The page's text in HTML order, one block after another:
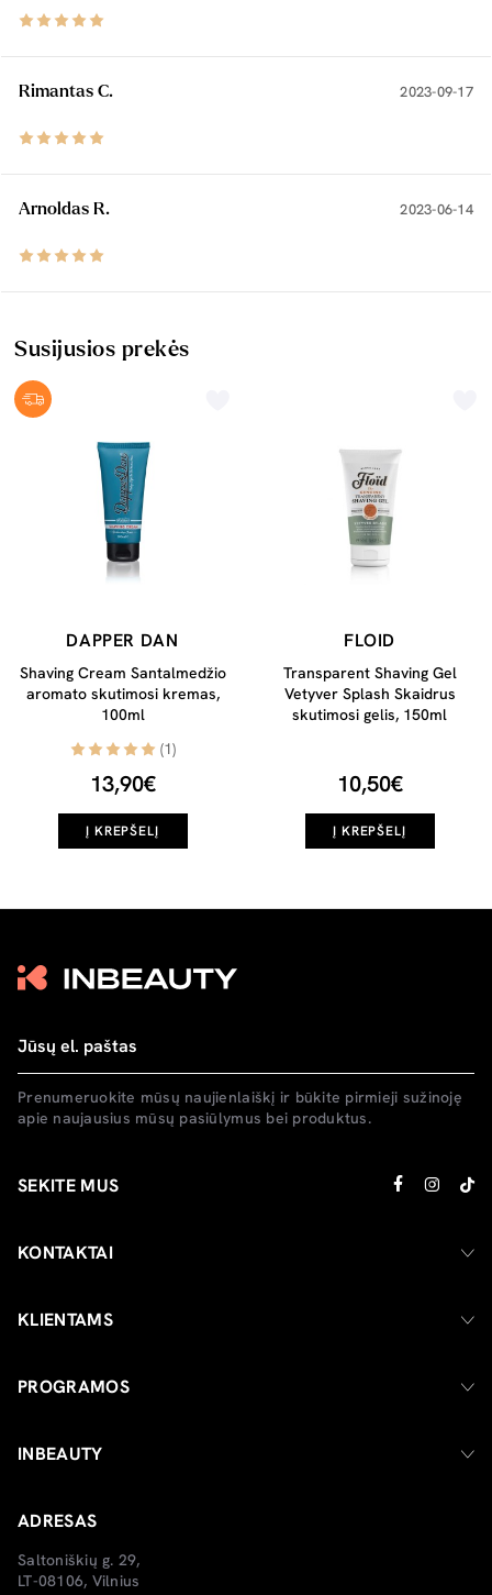
Rimantas C. 2023-09-17
Arnoldas R. 2023-06-14
Susijusios prekės
DAPPER DAN
Shaving Cream Santalmedžio
aromato skutimosi kremas,
100ml
(1)
13,90€
Į KREPŠELĮ
FLOID
Transparent Shaving Gel
Vetyver Splash Skaidrus
skutimosi gelis, 150ml
10,50€
Į KREPŠELĮ
Prenumeruokite mūsų naujienlaiškį ir būkite pirmieji sužinoję
apie naujausius mūsų pasiūlymus bei produktus.
SEKITE MUS
KONTAKTAI
KLIENTAMS
PROGRAMOS
INBEAUTY
ADRESAS
Saltoniškių g. 29,
LT-08106, Vilnius